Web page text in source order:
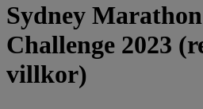
Sydney
Challenge 2023
villkor)